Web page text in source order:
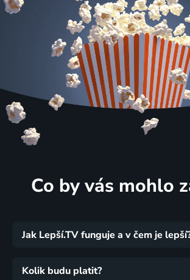
Co by vás mohlo
Jak Lepší.TV funguje a v čem je
Kolik budu platit?